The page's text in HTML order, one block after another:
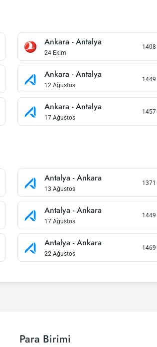
Ankara - Antalya
24 Ekim
1408
Ankara - Antalya
12 Ağustos
1449
Ankara - Antalya
17 Ağustos
1457
Antalya - Ankara
13 Ağustos
1371
Antalya - Ankara
17 Ağustos
1449
Antalya - Ankara
22 Ağustos
1469
Para Birimi